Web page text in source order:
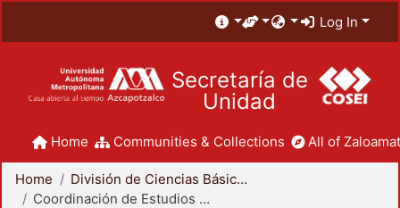
Log In
Secretaría de
Unidad
Home Communities & Collections All of
Home
División de Ciencias Básicas e Ingeniería
Coordinación de Estudios de Posgrado - CBI